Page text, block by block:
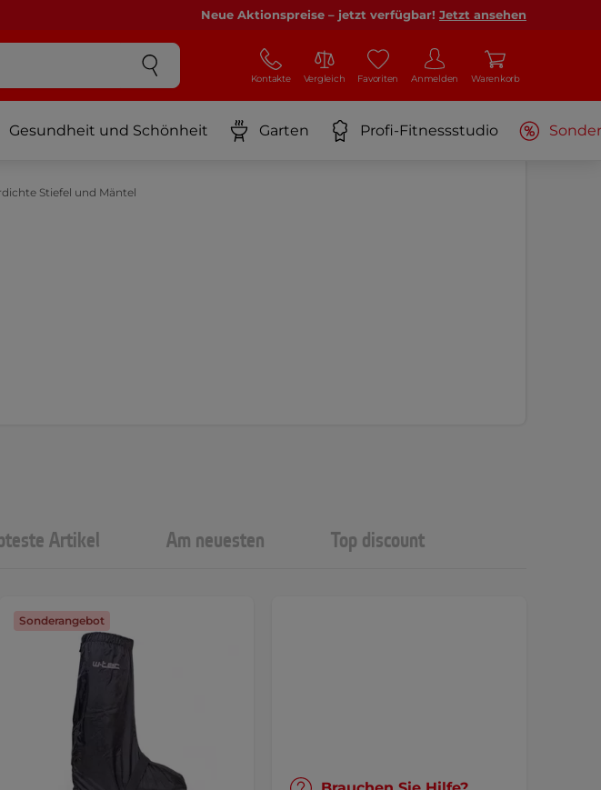
Neue Aktionspreise – jetzt verfügbar! Jetzt ansehen
Kontakte Vergleich Favoriten Anmelden Warenkorb
Gesundheit und Schönheit Garten Profi-Fitnessstudio
Stiefel und Mäntel
Artikel Am neuesten Top discount
Sonderangebot